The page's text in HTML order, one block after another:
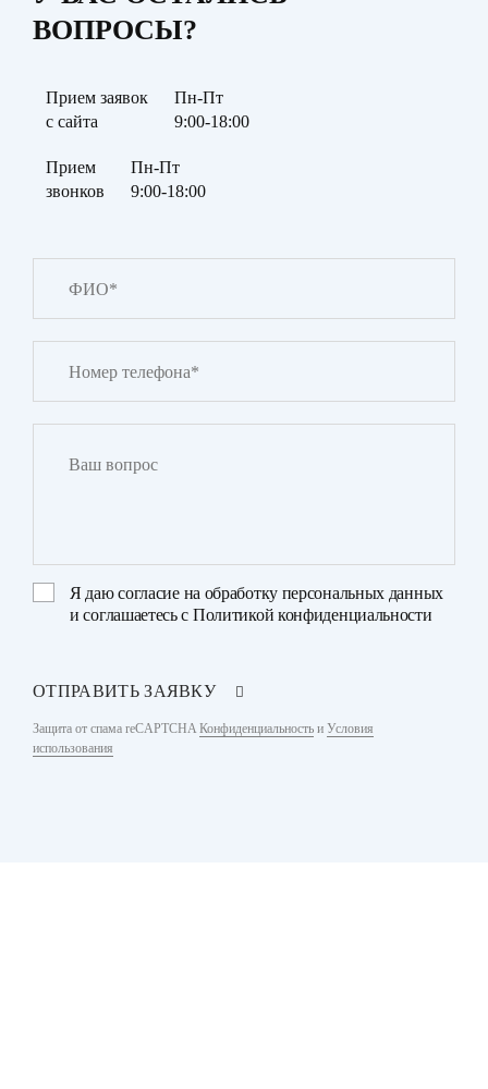
ВОПРОСЫ?
Прием заявок
с сайта
Пн-Пт
9:00-18:00
Прием
звонков
Пн-Пт
9:00-18:00
Я даюсогласие на обработку персональных данных
и соглашаетесь с Политикой конфиденциальности
ОТПРАВИТЬ ЗАЯВКУ
Защита от спама reCAPTCHAКонфиденциальность и Условия
использования